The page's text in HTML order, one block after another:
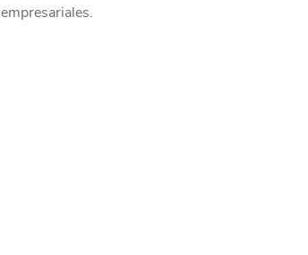
empresariales.